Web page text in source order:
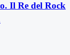
Il Re del Rock